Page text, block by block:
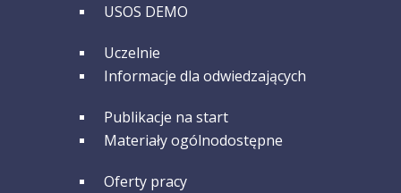
USOS DEMO
GRUPA 3Uczelnie
Informacje dla odwiedzających
GRUPA 4Publikacje na start
Materiały ogólnodostępne
GRUPA 5Oferty pracy